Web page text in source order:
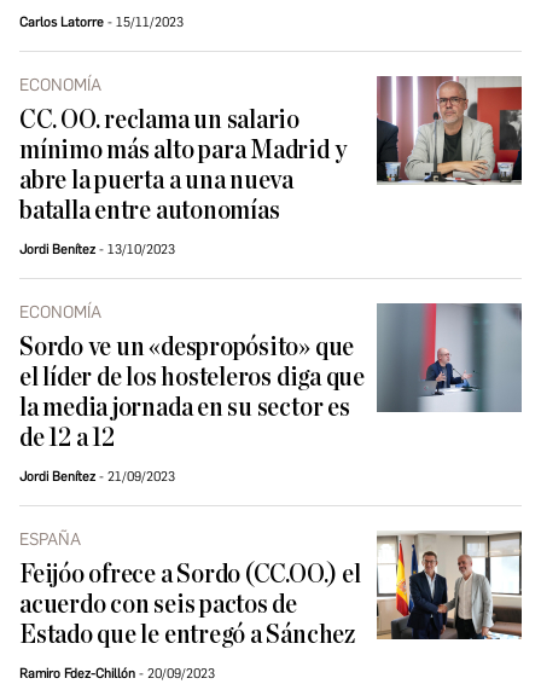
Carlos Latorre 15/11/2023
ECONOMÍA
CC. OO. reclama un salario
mínimo más alto para Madrid y
abre la puerta a una nueva
batalla entre autonomías
Jordi Benítez 13/10/2023
ECONOMÍA
Sordo ve un «despropósito» que
el líder de los hosteleros diga que
la media jornada en su sector es
de 12 a 12
Jordi Benítez 21/09/2023
ESPAÑA
Feijóo ofrece a Sordo (CC.OO.) el
acuerdo con seis pactos de
Estado que le entregó a Sánchez
Ramiro Fdez-Chillón 20/09/2023